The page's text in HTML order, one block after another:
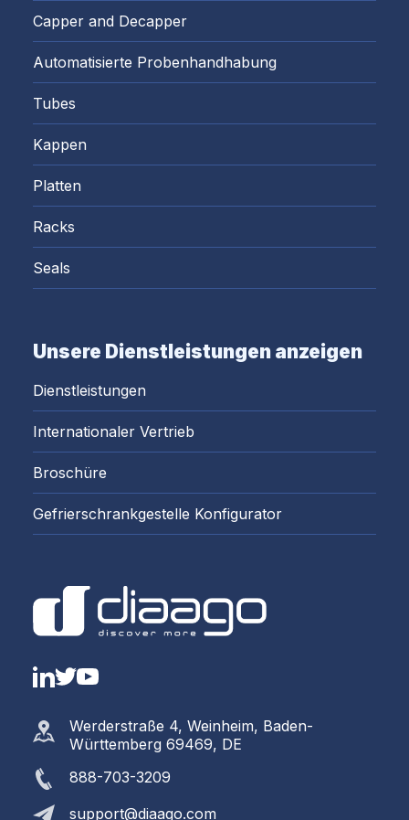
Capper and Decapper
Automatisierte Probenhandhabung
Tubes
Kappen
Platten
Racks
Seals
Unsere Dienstleistungen anzeigen
Dienstleistungen
Internationaler Vertrieb
Broschüre
Gefrierschrankgestelle Konfigurator
LinkedIn
Twitter
YouTube
Werderstraße 4, Weinheim, Baden-
Württemberg 69469, DE
888-703-3209
support@diaago.com